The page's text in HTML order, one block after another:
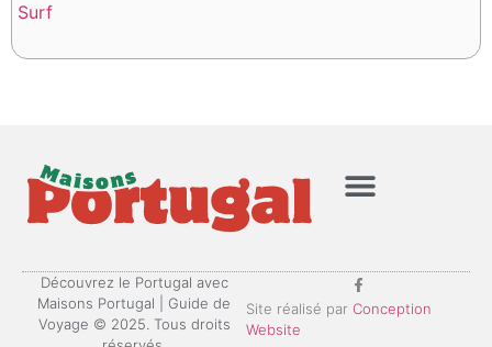
Surf
Découvrez le Portugal avec
Maisons Portugal | Guide de
Voyage © 2025. Tous droits
Site réalisé par Conception
Website